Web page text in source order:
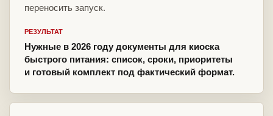
переносить запуск.
РЕЗУЛЬТАТ
Нужные в 2026 году документы для киоска
быстрого питания: список, сроки, приоритеты
и готовый комплект под фактический формат.